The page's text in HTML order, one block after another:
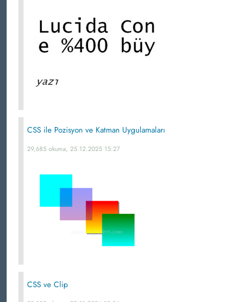
CSS ile Pozisyon ve Katman Uygulamaları
29,685 okuma, 25.12.2025 15:27
CSS ve Clip